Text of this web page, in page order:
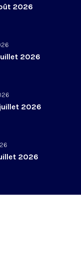
2026
2026
2026
2026